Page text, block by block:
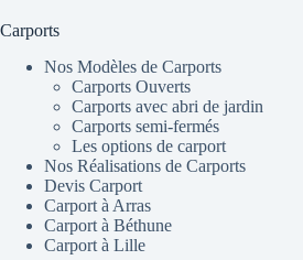
Carports
Nos Modèles de Carports
Carports Ouverts
Carports avec abri de jardin
Carports semi-fermés
Les options de carport
Nos Réalisations de Carports
Devis Carport
Carport à Arras
Carport à Béthune
Carport à Lille